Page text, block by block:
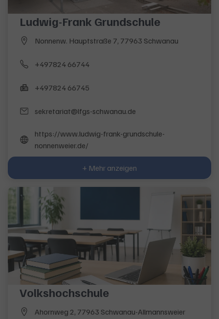
Ludwig-Frank Grundschule
Nonnenw. Hauptstraße 7, 77963 Schwanau
+497824 66744
+497824 66745
sekretariat@lfgs-schwanau.de
https://www.ludwig-frank-grundschule-
nonnenweier.de/
+ Mehr anzeigen
Volkshochschule
Ahornweg 2, 77963 Schwanau-Allmannsweier